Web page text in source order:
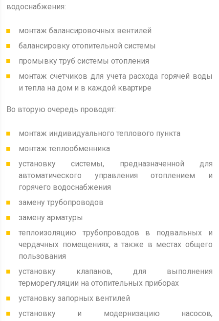
водоснабжения:
монтаж балансировочных вентилей
балансировку отопительной системы
промывку труб системы отопления
монтаж счетчиков для учета расхода горячей воды
и тепла на дом и в каждой квартире
Во вторую очередь проводят:
монтаж индивидуального теплового пункта
монтаж теплообменника
установку системы, предназначенной для
автоматического управления отоплением и
горячего водоснабжения
замену трубопроводов
замену арматуры
теплоизоляцию трубопроводов в подвальных и
чердачных помещениях, а также в местах общего
пользования
установку клапанов, для выполнения
терморегуляции на отопительных приборах
установку запорных вентилей
установку и модернизацию насосов,